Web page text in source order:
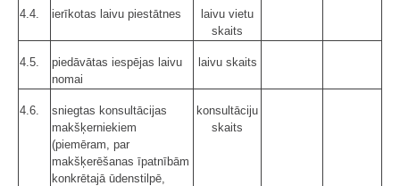
4.4. ierīkotas laivu piestātnes
laivu vietu
skaits
4.5.
piedāvātas iespējas laivu
nomai
laivu skaits
4.6.
sniegtas konsultācijas
makšķerniekiem
(piemēram, par
makšķerēšanas īpatnībām
konkrētajā ūdenstilpē,
konsultāciju
skaits